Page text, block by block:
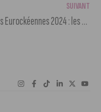
SUIVANT
Les Eurockéennes 2024 : les premiers noms